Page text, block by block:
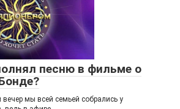
песню в фильме о
вечер мы всей семьей собрались у